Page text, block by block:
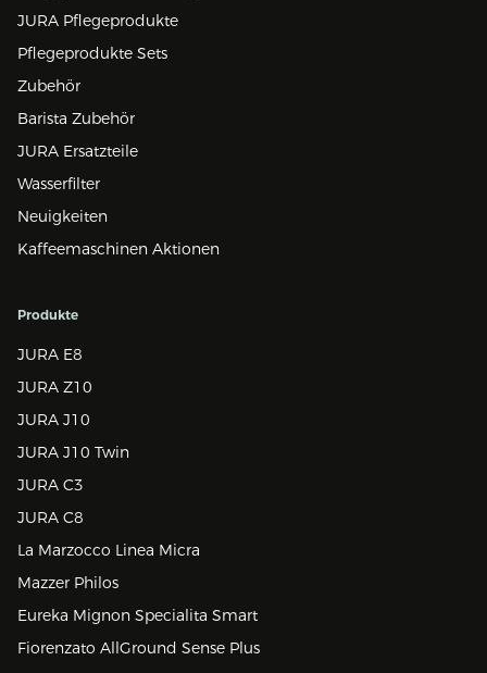
JURA Pflegeprodukte
Pflegeprodukte Sets
Zubehör
Barista Zubehör
JURA Ersatzteile
Wasserfilter
Neuigkeiten
Kaffeemaschinen Aktionen
Produkte
JURA E8
JURA Z10
JURA J10
JURA J10 Twin
JURA C3
JURA C8
La Marzocco Linea Micra
Mazzer Philos
Eureka Mignon Specialita Smart
Fiorenzato AllGround Sense Plus